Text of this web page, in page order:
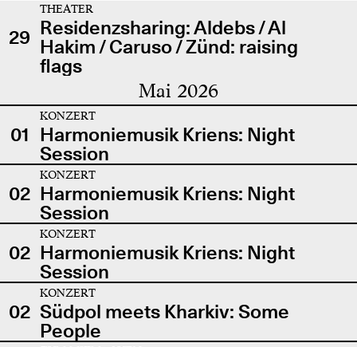
29
THEATER
Residenzsharing: Aldebs / Al
Hakim / Caruso / Zünd: raising
flags
Mai 2026
01
KONZERT
Harmoniemusik Kriens: Night
Session
02
KONZERT
Harmoniemusik Kriens: Night
Session
02
KONZERT
Harmoniemusik Kriens: Night
Session
02
KONZERT
Südpol meets Kharkiv: Some
People